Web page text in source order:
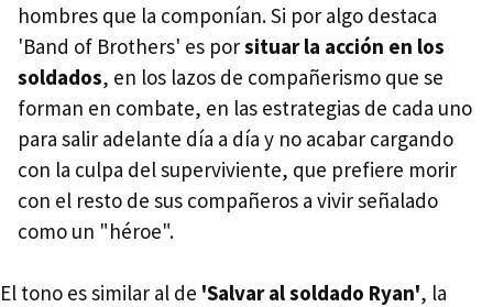
hombres que la componían. Si por algo destaca
'Band of Brothers' es porsituar la acción en los
soldados, en los lazos de compañerismo que se
forman en combate, en las estrategias de cada uno
para salir adelante día a día y no acabar cargando
con la culpa del superviviente, que prefiere morir
con el resto de sus compañeros a vivir señalado
como un "héroe".
El tono es similar al de 'Salvar al soldado Ryan', la